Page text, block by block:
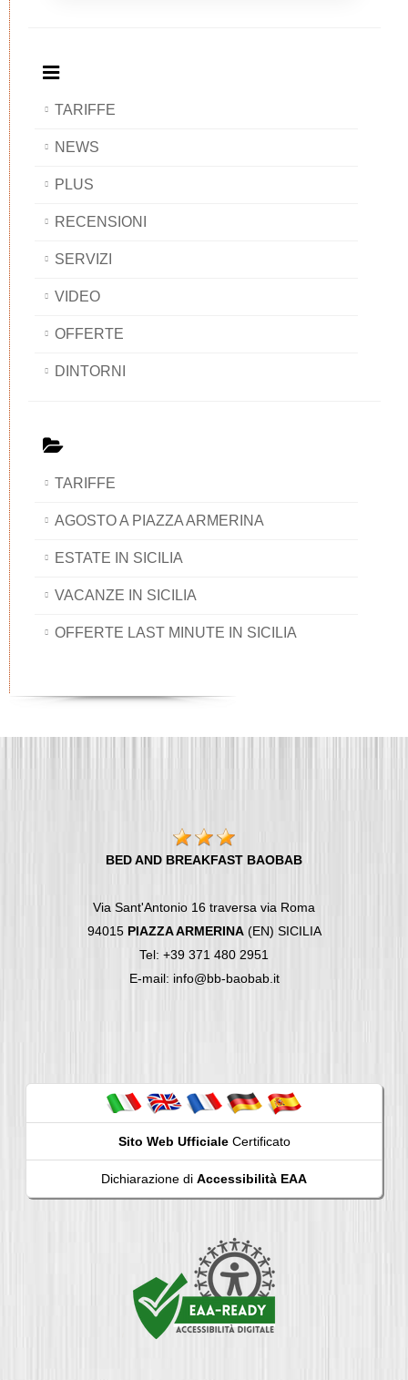
TARIFFE
NEWS
PLUS
RECENSIONI
SERVIZI
VIDEO
OFFERTE
DINTORNI
TARIFFE
AGOSTO A PIAZZA ARMERINA
ESTATE IN SICILIA
VACANZE IN SICILIA
OFFERTE LAST MINUTE IN SICILIA
BED AND BREAKFAST BAOBAB
Via Sant'Antonio 16 traversa via Roma
94015 PIAZZA ARMERINA(EN) SICILIA
Tel: +39 371 480 2951
E-mail: info@bb-baobab.it
Sito Web UfficialeCertificato
Dichiarazione di Accessibilità EAA